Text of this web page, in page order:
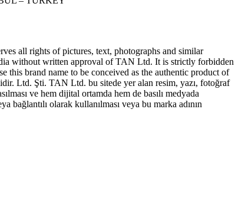
all rights of pictures, text, photographs and similar
without written approval of TAN Ltd. It is strictly forbidden
brand name to be conceived as the authentic product of
Ltd. Şti. TAN Ltd. bu sitede yer alan resim, yazı, fotoğraf
ve hem dijital ortamda hem de basılı medyada
olarak kullanılması veya bu marka adının